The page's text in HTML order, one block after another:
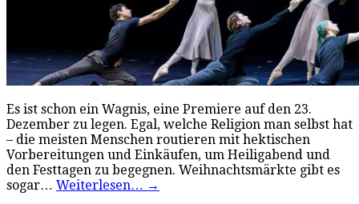
Es ist schon ein Wagnis, eine Premiere auf den 23.
Dezember zu legen. Egal, welche Religion man selbst hat
– die meisten Menschen routieren mit hektischen
Vorbereitungen und Einkäufen, um Heiligabend und
den Festtagen zu begegnen. Weihnachtsmärkte gibt es
sogar… Weiterlesen… →